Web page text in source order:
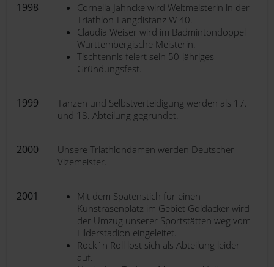
1998
Cornelia Jahncke wird Weltmeisterin in der
Triathlon-Langdistanz W 40.
Claudia Weiser wird im Badmintondoppel
Württembergische Meisterin.
Tischtennis feiert sein 50-jähriges
Gründungsfest.
1999
Tanzen und Selbstverteidigung werden als 17.
und 18. Abteilung gegründet.
2000
Unsere Triathlondamen werden Deutscher
Vizemeister.
2001
Mit dem Spatenstich für einen
Kunstrasenplatz im Gebiet Goldäcker wird
der Umzug unserer Sportstätten weg vom
Filderstadion eingeleitet.
Rock´n Roll löst sich als Abteilung leider
auf.